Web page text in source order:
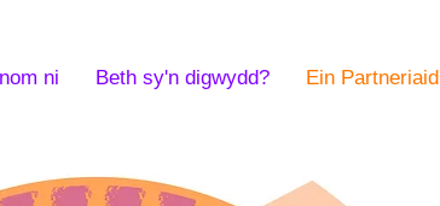
ni Beth sy'n digwydd? Ein Partneriaid